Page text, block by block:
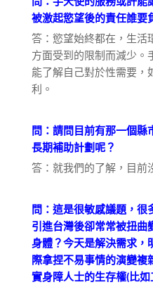
被激起慾望後的責任誰要
答：慾望始終都在，生活
方面受到的限制而減少。
能了解自己對於性需要，
利。
問：請問目前有那一個縣
長期補助計劃呢？
答：就我們的了解，目前
問：這是很敏感議題，
引進台灣後卻常常被扭曲
身體？今天是解決需求，
際拿捏不易事情的演變複
實身障人士的生存權(比